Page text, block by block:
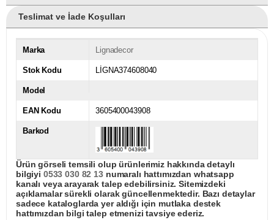
Teslimat ve İade Koşulları
Marka Lignadecor
Stok Kodu LİGNA374608040
Model
EAN Kodu 3605400043908
Barkod
Ürün görseli temsili olup ürünlerimiz hakkında detaylı
bilgiyi 0533 030 82 13numaralı hattımızdan whatsapp
kanalı veya arayarak talep edebilirsiniz. Sitemizdeki
açıklamalar sürekli olarak güncellenmektedir. Bazı detaylar
sadece kataloglarda yer aldığı için mutlaka destek
hattımızdan bilgi talep etmenizi tavsiye ederiz.